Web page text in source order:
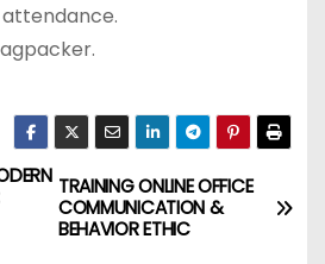
TRAINING ONLINE OFFICE
COMMUNICATION &
BEHAVIOR ETHIC